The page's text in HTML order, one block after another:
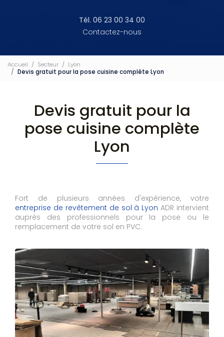
Tél. 06 23 00 34 00
Contactez-nous
Accueil Secteur
Lyon
Devis gratuit pour la pose cuisine complète Lyon
Devis gratuit pour la
pose cuisine complète
Lyon
Fort de plusieurs années d'expérience, votre
entreprise de revêtement de sol à Lyon ADR intervient
auprès des professionnels pour la pose ou le
remplacement de votre sol en PVC.